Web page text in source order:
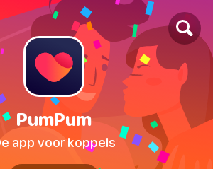
PumPum
app voor koppels